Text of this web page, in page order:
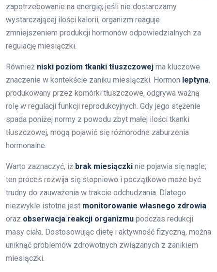
zapotrzebowanie na energię; jeśli nie dostarczamy
wystarczającej ilości kalorii, organizm reaguje
zmniejszeniem produkcji hormonów odpowiedzialnych za
regulację miesiączki.
Również niski poziom tkanki tłuszczowej ma kluczowe
znaczenie w kontekście zaniku miesiączki. Hormon leptyna,
produkowany przez komórki tłuszczowe, odgrywa ważną
rolę w regulacji funkcji reprodukcyjnych. Gdy jego stężenie
spada poniżej normy z powodu zbyt małej ilości tkanki
tłuszczowej, mogą pojawić się różnorodne zaburzenia
hormonalne.
Warto zaznaczyć, iż brak miesiączki nie pojawia się nagle;
ten proces rozwija się stopniowo i początkowo może być
trudny do zauważenia w trakcie odchudzania. Dlatego
niezwykle istotne jest monitorowanie własnego zdrowia
oraz obserwacja reakcji organizmu podczas redukcji
masy ciała. Dostosowując dietę i aktywność fizyczną, można
uniknąć problemów zdrowotnych związanych z zanikiem
miesiączki.